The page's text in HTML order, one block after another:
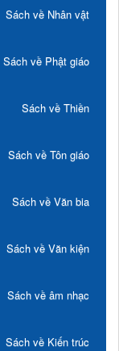
Sách về Nhân vật
Sách về Phật giáo
Sách về Thiền
Sách về Tôn giáo
Sách về Văn bia
Sách về Văn kiện
Sách về âm nhạc
Sách về Kiến trúc